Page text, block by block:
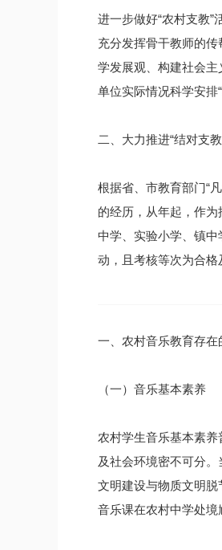
进一步做好“农村支教
充分发挥骨干教师的
学发展观、构建社会主
单位实际情况科学安排
二、大力推进“结对支
根据省、市教育部门“
的经历，从年起，作为
中学、实验小学、镇中
动，且考核等次为合格
一、农村音乐教育存在
（一）音乐基本素养
农村学生音乐基本素
及社会环境密不可分
文明建设与物质文明脱
音乐课在农村中学处境